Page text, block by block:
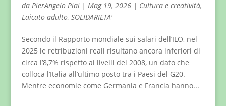
da PierAngelo Piai| Mag 19, 2026| Cultura e creatività,
Laicato adulto, SOLIDARIETA'
Secondo il Rapporto mondiale sui salari dell’ILO, nel
2025 le retribuzioni reali risultano ancora inferiori di
circa l’8,7% rispetto ai livelli del 2008, un dato che
colloca l’Italia all’ultimo posto tra i Paesi del G20.
Mentre economie come Germania e Francia hanno...